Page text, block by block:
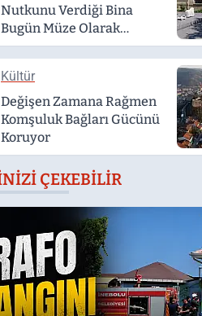
Nutkunu Verdiği Bina
Bugün Müze Olarak
Hizmet Veriyor
Kültür
Değişen Zamana Rağmen
Komşuluk Bağları Gücünü
Koruyor
ÇEKEBILIR